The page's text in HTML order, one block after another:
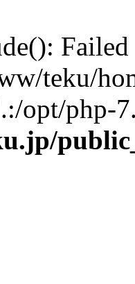
teku/
opt/php-